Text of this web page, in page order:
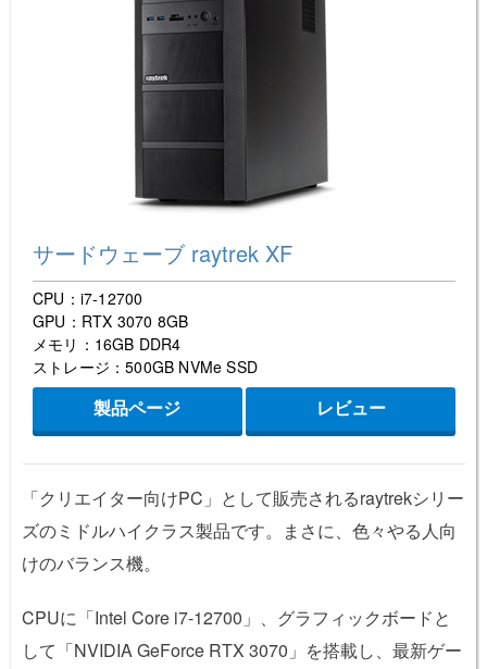
サードウェーブ raytrek XF
CPU：i7-12700
GPU：RTX 3070 8GB
メモリ：16GB DDR4
ストレージ：500GB NVMe SSD
製品ページ レビュー
「クリエイター向けPC」として販売されるraytrekシリー
ズのミドルハイクラス製品です。まさに、色々やる人向
けのバランス機。
CPUに「Intel Core i7-12700」、グラフィックボードと
して「NVIDIA GeForce RTX 3070」を搭載し、最新ゲー